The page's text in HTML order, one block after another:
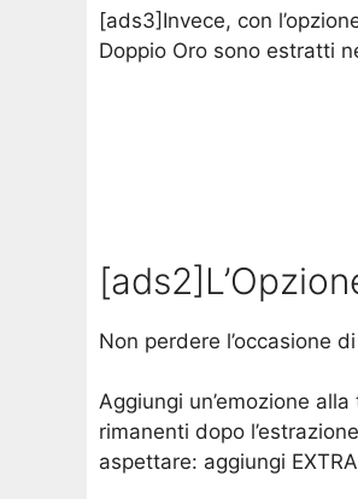
[ads3]Invece, con
Doppio Oro sono estratti
Non perdere l’occasione
Aggiungi un’emozione
rimanenti dopo
aspettare: aggiungi